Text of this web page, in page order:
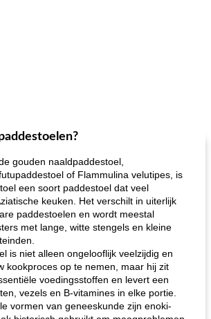
gouden naaldpaddestoel,
of Flammulina velutipes, is
een soort paddestoel dat veel
keuken. Het verschilt in uiterlijk
paddestoelen en wordt meestal
met lange, witte stengels en kleine
is niet alleen ongelooflijk veelzijdig en
kookproces op te nemen, maar hij zit
voedingsstoffen en levert een
vezels en B-vitamines in elke portie.
vormen van geneeskunde zijn enoki-